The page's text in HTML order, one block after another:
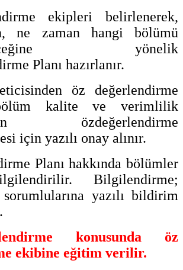
ekipleri belirlenerek,
ne zaman hangi bölümü
yönelik
Planı hazırlanır.
öz değerlendirme
kalite ve verimlilik
özdeğerlendirme
için yazılı onay alınır.
Planı hakkında bölümler
Bilgilendirme;
yazılı bildirim
konusunda öz
ekibine eğitim verilir.